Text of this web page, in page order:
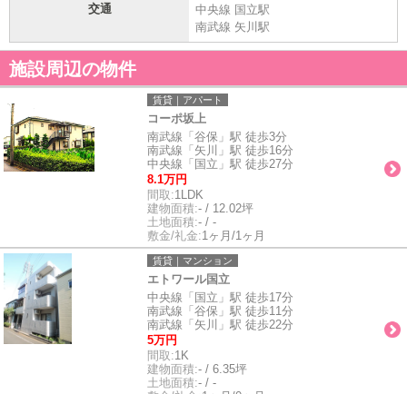
交通
中央線 国立駅
南武線 矢川駅
施設周辺の物件
賃貸｜アパート
コーポ坂上
南武線「谷保」駅 徒歩3分
南武線「矢川」駅 徒歩16分
中央線「国立」駅 徒歩27分
8.1万円
間取:1LDK
建物面積:- / 12.02坪
土地面積:- / -
敷金/礼金:1ヶ月/1ヶ月
賃貸｜マンション
エトワール国立
中央線「国立」駅 徒歩17分
南武線「谷保」駅 徒歩11分
南武線「矢川」駅 徒歩22分
5万円
間取:1K
建物面積:- / 6.35坪
土地面積:- / -